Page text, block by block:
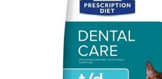
Klinika Veterix
777 319 516 (Po–Pá, 9–19h; So–Ne,
info@veterix.cz